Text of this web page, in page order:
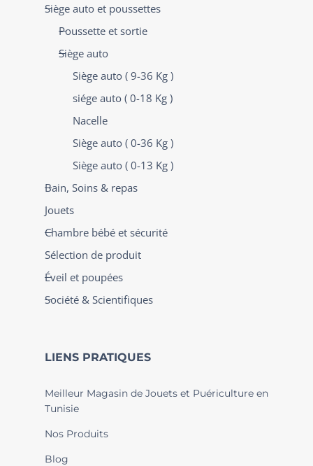
Siège auto et poussettes
Poussette et sortie
Siège auto
Siège auto ( 9-36 Kg )
siége auto ( 0-18 Kg )
Nacelle
Siège auto ( 0-36 Kg )
Siège auto ( 0-13 Kg )
Bain, Soins & repas
Jouets
Chambre bébé et sécurité
Sélection de produit
Éveil et poupées
Société & Scientifiques
LIENS PRATIQUES
Meilleur Magasin de Jouets et Puériculture en
Tunisie
Nos Produits
Blog